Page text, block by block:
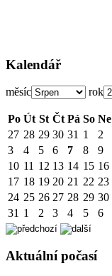
Kalendář
měsíc rok
Po Út St Čt Pá So Ne
27 28 29 30 31 1
2
3
4 5 6 7 8
9
10 11 12 13 14 15 16
17 18 19 20 21 22 23
24 25 26 27 28 29 30
31 1 2 3 4 5 6
Aktuální počasí